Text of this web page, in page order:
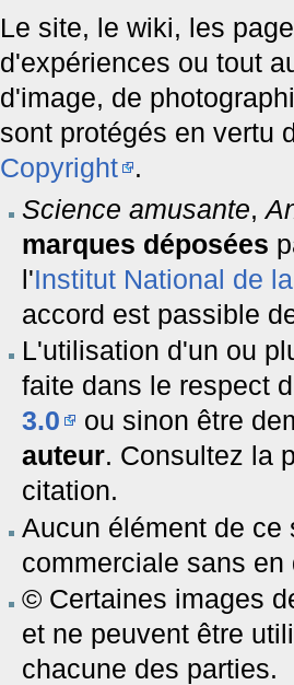
Le site, le wiki, les
d'expériences ou tout
d'image, de
sont protégés en vertu
Copyright
.
Science amusante,
marques déposées
l'Institut National de
accord est passible
L'utilisation d'un ou
faite dans le respect
3.0
ou sinon être
auteur. Consultez la
citation.
Aucun élément de
commerciale sans
© Certaines images
et ne peuvent être
chacune des parties.